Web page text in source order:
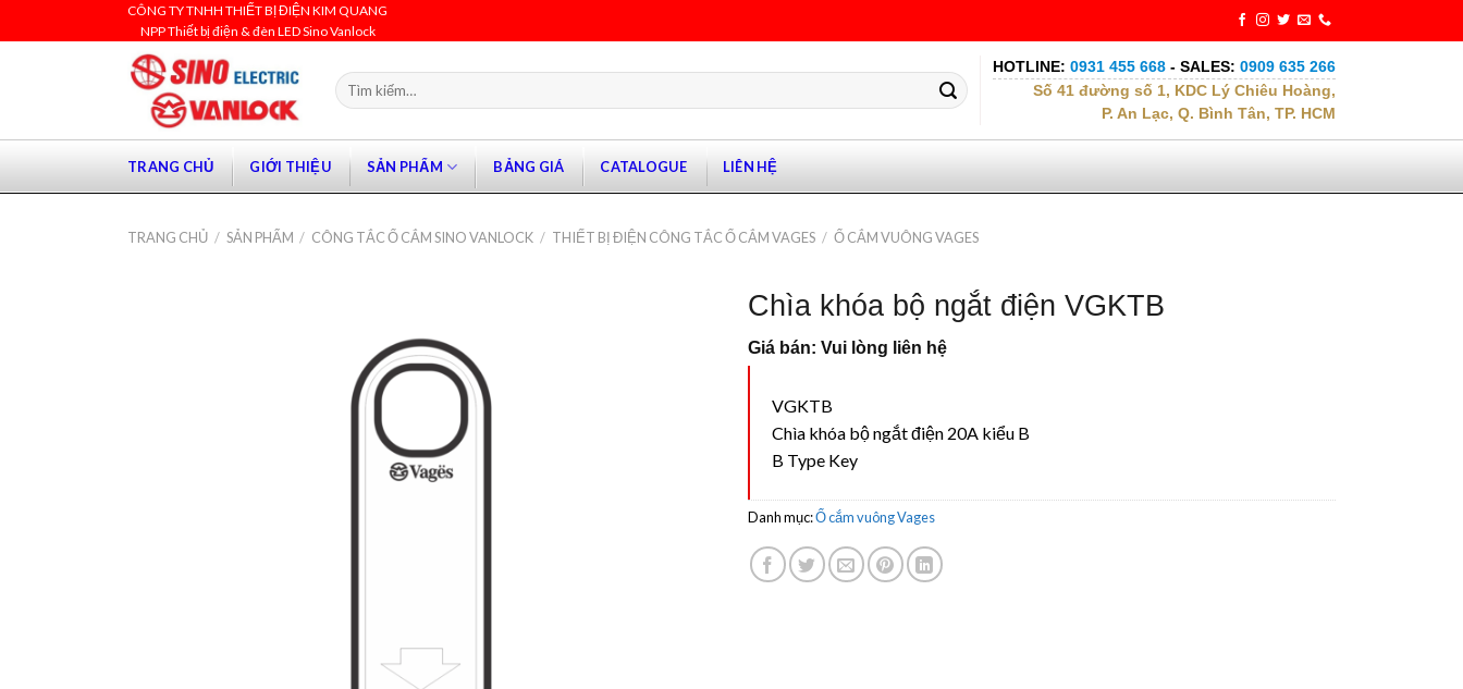
to
CÔNG TY TNHH THIẾT BỊ ĐIỆN KIM QUANG
NPP Thiết bị điện & đèn LED Sino Vanlock
Tìm
kiếm:
HOTLINE: 0931 455 668 - SALES: 0909 635 266
Số 41 đường số 1, KDC Lý Chiêu Hoàng,
P. An Lạc, Q. Bình Tân, TP. HCM
TRANG CHỦ GIỚI THIỆU SẢN PHẨM BẢNG GIÁ CATALOGUE LIÊN HỆ
TRANG CHỦ / SẢN PHẨM / CÔNG TẮC Ổ CẮM SINO VANLOCK / THIẾT BỊ ĐIỆN CÔNG TẮC Ổ CẮM VAGES / Ổ CẮM VUÔNG VAGES
Chìa khóa bộ ngắt điện VGKTB
Giá bán: Vui lòng liên hệ
VGKTB
Chìa khóa bộ ngắt điện 20A kiểu B
B Type Key
Danh mục:Ổ cắm vuông Vages